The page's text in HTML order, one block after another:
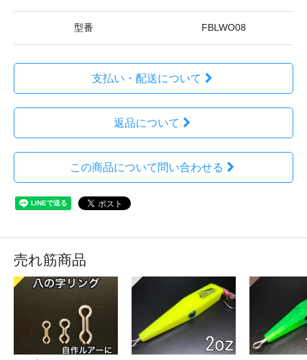
型番 FBLWO08
支払い・配送について
返品について
この商品について問い合わせる
売れ筋商品